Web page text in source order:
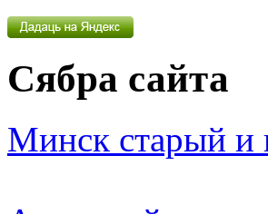
Сябра сайта
Минск старый и